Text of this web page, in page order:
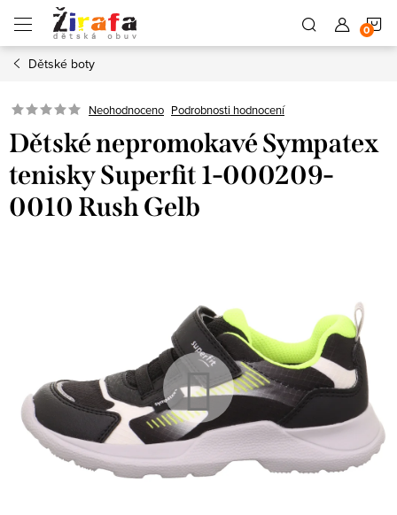
obsah
Dětské boty
Neohodnoceno Podrobnosti hodnocení
Dětské nepromokavé Sympatex
tenisky Superfit 1-000209-
0010 Rush Gelb